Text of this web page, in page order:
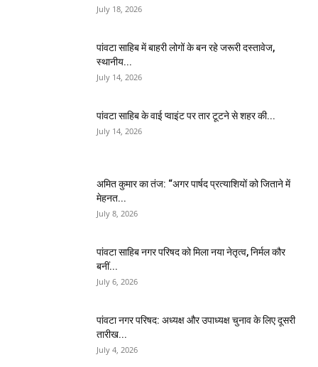
July 18, 2026
पांवटा साहिब में बाहरी लोगों के बन रहे जरूरी दस्तावेज,
स्थानीय...
July 14, 2026
पांवटा साहिब के वाई प्वाइंट पर तार टूटने से शहर की...
July 14, 2026
अमित कुमार का तंज: “अगर पार्षद प्रत्याशियों को जिताने में
मेहनत...
July 8, 2026
पांवटा साहिब नगर परिषद को मिला नया नेतृत्व, निर्मल कौर
बनीं...
July 6, 2026
पांवटा नगर परिषद: अध्यक्ष और उपाध्यक्ष चुनाव के लिए दूसरी
तारीख...
July 4, 2026